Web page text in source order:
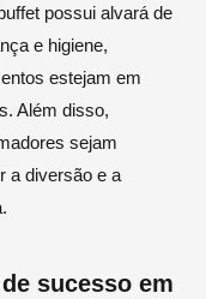
possui alvará de
e higiene,
estejam em
Além disso,
sejam
a diversão e a
sucesso em